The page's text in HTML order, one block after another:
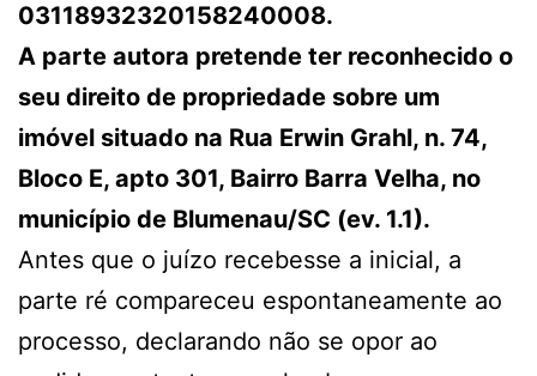
03118932320158240008.
A parte autora pretende ter reconhecido o
seu direito de propriedade sobre um
imóvel situado na Rua Erwin Grahl, n. 74,
Bloco E, apto 301, Bairro Barra Velha, no
município de Blumenau/SC (ev. 1.1).
Antes que o juízo recebesse a inicial, a
parte ré compareceu espontaneamente ao
processo, declarando não se opor ao